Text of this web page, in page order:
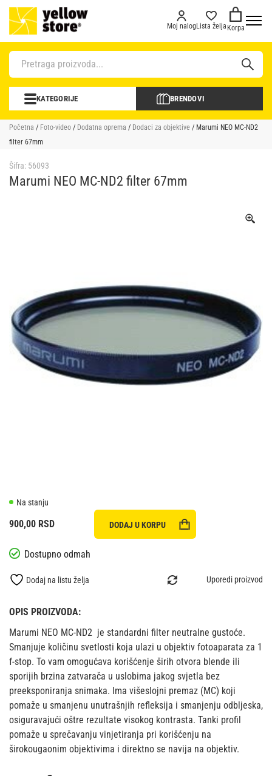
Moj nalogLista želja Korpa
KATEGORIJE BRENDOVI
Početna / Foto-video / Dodatna oprema / Dodaci za objektive / Marumi NEO MC-ND2
filter 67mm
Šifra: 56093
Marumi NEO MC-ND2 filter 67mm
900,00 RSD
Na stanju
DODAJ U KORPU
OPIS PROIZVODA:
Marumi NEO MC-ND2 je standardni filter neutralne gustoće.
Smanjuje količinu svetlosti koja ulazi u objektiv fotoaparata za 1
f-stop. To vam omogućava korišćenje širih otvora blende ili
sporijih brzina zatvarača u uslobima jakog svjetla bez
preeksponiranja snimaka. Ima višeslojni premaz (MC) koji
pomaže u smanjenu unutrašnjih refleksija i smanjenju odbljeska,
osiguravajući oštre rezultate visokog kontrasta. Tanki profil
pomaže u sprečavanju vinjetiranja pri korišćenju na
širokougaonim objektivima i direktno se navija na objektiv.
Dodaj na listu želja Uporedi proizvod